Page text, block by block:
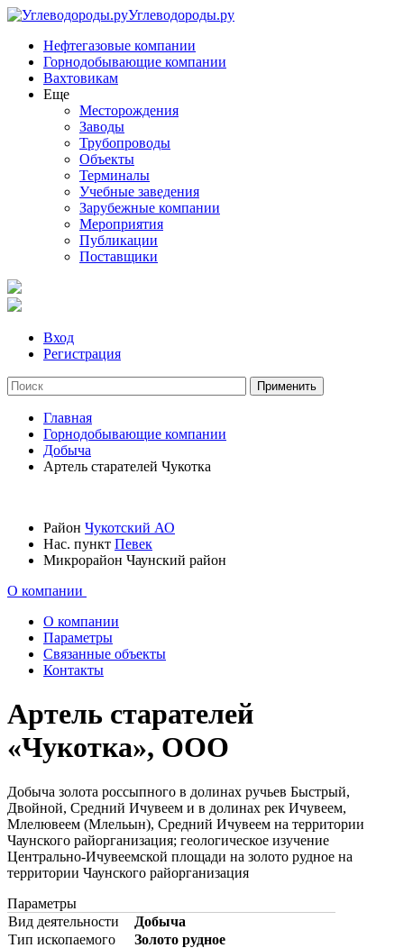
Углеводороды.ру
Нефтегазовые компании
Горнодобывающие компании
Вахтовикам
Еще
Месторождения
Заводы
Трубопроводы
Объекты
Терминалы
Учебные заведения
Зарубежные компании
Мероприятия
Публикации
Поставщики
Вход
Регистрация
Главная
Горнодобывающие компании
Добыча
Артель старателей Чукотка
Район Чукотский АО
Нас. пункт Певек
Микрорайон Чаунский район
О компании
О компании
Параметры
Связанные объекты
Контакты
Артель старателей
«Чукотка», ООО
Добыча золота россыпного в долинах ручьев Быстрый,
Двойной, Средний Ичувеем и в долинах рек Ичувеем,
Млелювеем (Млельын), Средний Ичувеем на территории
Чаунского райорганизация; геологическое изучение
Центрально-Ичувеемской площади на золото рудное на
территории Чаунского райорганизация
Параметры
Вид деятельности
Добыча
Тип ископаемого
Золото рудное